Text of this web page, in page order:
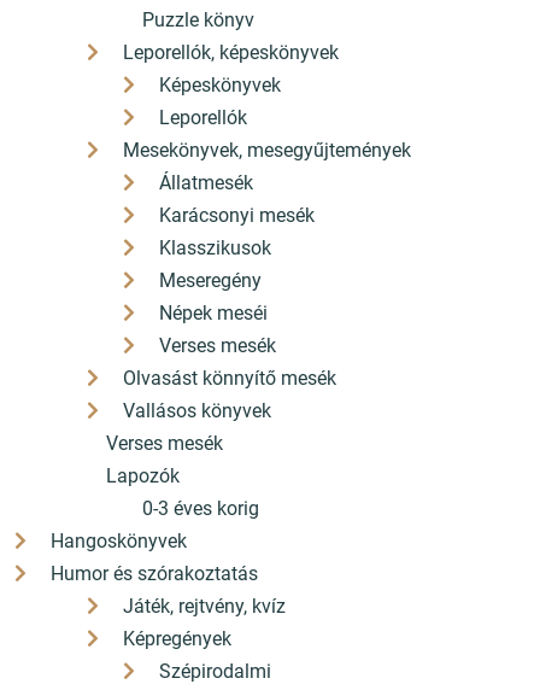
Puzzle könyv
Leporellók, képeskönyvek
Képeskönyvek
Leporellók
Mesekönyvek, mesegyűjtemények
Állatmesék
Karácsonyi mesék
Klasszikusok
Meseregény
Népek meséi
Verses mesék
Olvasást könnyítő mesék
Vallásos könyvek
Verses mesék
Lapozók
0-3 éves korig
Hangoskönyvek
Humor és szórakoztatás
Játék, rejtvény, kvíz
Képregények
Szépirodalmi